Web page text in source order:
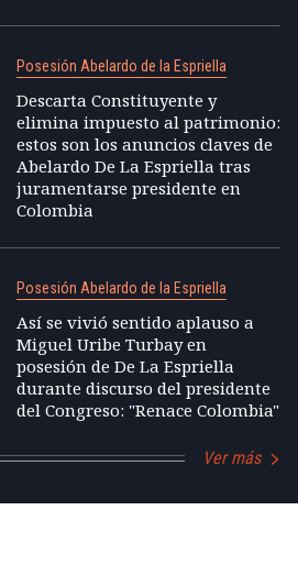
Posesión Abelardo de la Espriella
Descarta Constituyente y
elimina impuesto al patrimonio:
estos son los anuncios claves de
Abelardo De La Espriella tras
juramentarse presidente en
Colombia
Posesión Abelardo de la Espriella
Así se vivió sentido aplauso a
Miguel Uribe Turbay en
posesión de De La Espriella
durante discurso del presidente
del Congreso: "Renace Colombia"
Ver más